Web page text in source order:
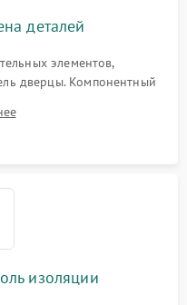
деталей
элементов,
дверцы. Компонентный
контактов и замена
изоляции